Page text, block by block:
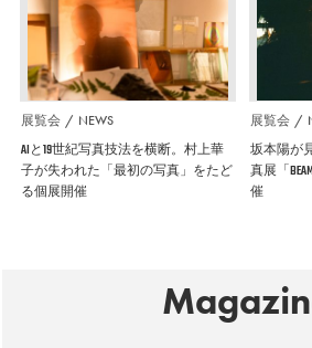
展覧会 NEWS
AIと19世紀写真技法を横断。村上華
子が失われた「最初の写真」をたど
る個展開催
展覧会
坂本陽が
真展「
催